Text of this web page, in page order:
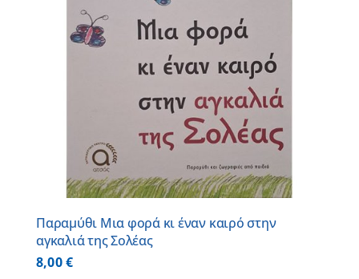
Παραμύθι Μια φορά κι έναν καιρό στην
αγκαλιά της Σολέας
8,00€